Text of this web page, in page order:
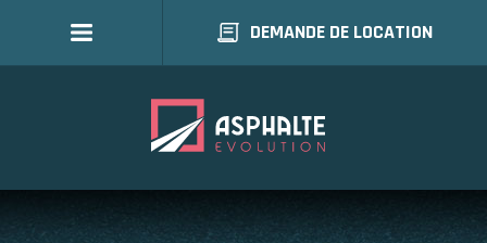
DEMANDE DE LOCATION